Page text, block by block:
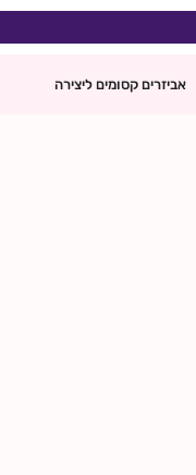
אביזרים קסומים ליצירה